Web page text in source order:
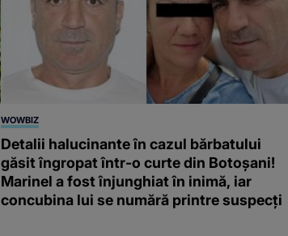
WOWBIZ
Detalii halucinante în cazul bărbatului
găsit îngropat într-o curte din Botoșani!
Marinel a fost înjunghiat în inimă, iar
concubina lui se numără printre suspecți